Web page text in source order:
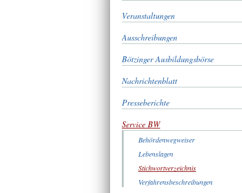
Veranstaltungen
Ausschreibungen
Bötzinger Ausbildungsbörse
Nachrichtenblatt
Presseberichte
Service BW
Behördenwegweiser
Lebenslagen
Stichwortverzeichnis
Verfahrensbeschreibungen